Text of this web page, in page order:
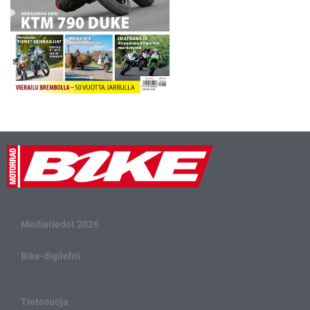
Mediatiedot 2026
Bike-digilehti
Tietosuoja